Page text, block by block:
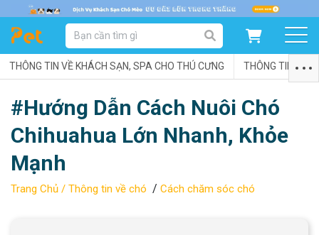
DANH MỤC SẢN PHẨM
SẢN PHẨM DÀNH CHO MÈO SẢN PHẨM DÀNH CHO CHÓ
SẨN PHẨM THEO THƯƠNG HIỆU
THÔNG TIN VỀ KHÁCH SẠN, SPA CHO THÚ CƯNG THÔNG TIN VỀ
#Hướng Dẫn Cách Nuôi Chó
Chihuahua Lớn Nhanh, Khỏe
Mạnh
Trang Chủ / Thông tin về chó / Cách chăm sóc chó